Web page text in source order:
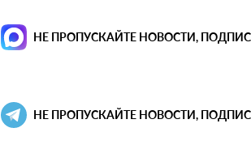
НЕ ПРОПУСКАЙТЕ НОВОСТИ,
НЕ ПРОПУСКАЙТЕ НОВОСТИ,